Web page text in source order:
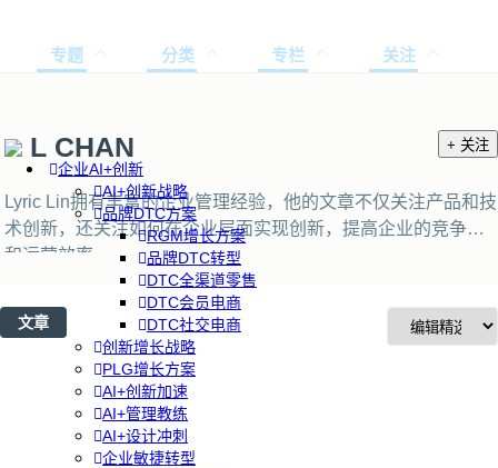
企业AI+创新
AI+创新战略
品牌DTC方案
RGM增长方案
品牌DTC转型
DTC全渠道零售
DTC会员电商
DTC社交电商
创新增长战略
PLG增长方案
AI+创新加速
AI+管理教练
AI+设计冲刺
企业敏捷转型
专题 分类 专栏 关注
L CHAN + 关注
Lyric Lin拥有丰富的企业管理经验，他的文章不仅关注产品和技
术创新，还关注如何在企业层面实现创新，提高企业的竞争力
和运营效率。
文章